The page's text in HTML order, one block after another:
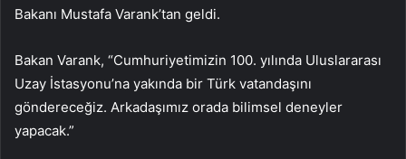
Bakanı Mustafa Varank’tan geldi.
Bakan Varank, “Cumhuriyetimizin 100. yılında Uluslararası
Uzay İstasyonu’na yakında bir Türk vatandaşını
göndereceğiz. Arkadaşımız orada bilimsel deneyler
yapacak.”